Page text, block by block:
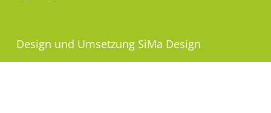
Design und Umsetzung SiMa Design